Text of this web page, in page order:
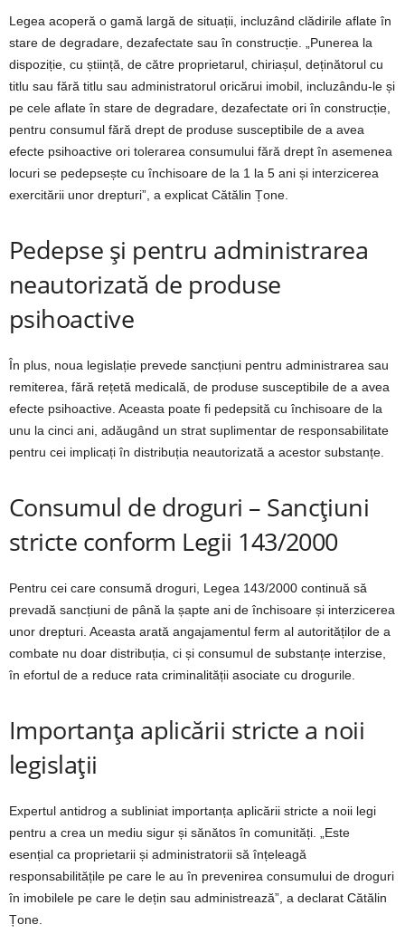
Legea acoperă o gamă largă de situații, incluzând clădirile aflate în
stare de degradare, dezafectate sau în construcție. „Punerea la
dispoziție, cu știință, de către proprietarul, chiriașul, deținătorul cu
titlu sau fără titlu sau administratorul oricărui imobil, incluzându-le și
pe cele aflate în stare de degradare, dezafectate ori în construcție,
pentru consumul fără drept de produse susceptibile de a avea
efecte psihoactive ori tolerarea consumului fără drept în asemenea
locuri se pedepsește cu închisoare de la 1 la 5 ani și interzicerea
exercitării unor drepturi”, a explicat Cătălin Țone.
Pedepse și pentru administrarea
neautorizată de produse
psihoactive
În plus, noua legislație prevede sancțiuni pentru administrarea sau
remiterea, fără rețetă medicală, de produse susceptibile de a avea
efecte psihoactive. Aceasta poate fi pedepsită cu închisoare de la
unu la cinci ani, adăugând un strat suplimentar de responsabilitate
pentru cei implicați în distribuția neautorizată a acestor substanțe.
Consumul de droguri – Sancțiuni
stricte conform Legii 143/2000
Pentru cei care consumă droguri, Legea 143/2000 continuă să
prevadă sancțiuni de până la șapte ani de închisoare și interzicerea
unor drepturi. Aceasta arată angajamentul ferm al autorităților de a
combate nu doar distribuția, ci și consumul de substanțe interzise,
în efortul de a reduce rata criminalității asociate cu drogurile.
Importanța aplicării stricte a noii
legislații
Expertul antidrog a subliniat importanța aplicării stricte a noii legi
pentru a crea un mediu sigur și sănătos în comunități. „Este
esențial ca proprietarii și administratorii să înțeleagă
responsabilitățile pe care le au în prevenirea consumului de droguri
în imobilele pe care le dețin sau administrează”, a declarat Cătălin
Țone.